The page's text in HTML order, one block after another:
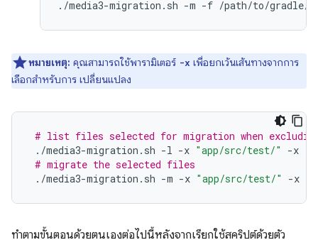
./media3-migration.sh -m -f
หมายเหตุ: คุณสามารถใช้พารามิเตอร์ -x เพื่อยกเว้นเส้นทางจากการ
เลือกสำหรับการ เปลี่ยนแปลง
# list files selected for migration when
./media3-migration.sh -l -x "app/src/test/" -x
# migrate the selected files
./media3-migration.sh -m -x "app/src/test/" -x
ทำตามขั้นตอนด้วยตนเองต่อไปนี้หลังจากเรียกใช้สคริปต์ด้วยตัว